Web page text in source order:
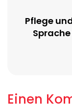
Pflege
Einen